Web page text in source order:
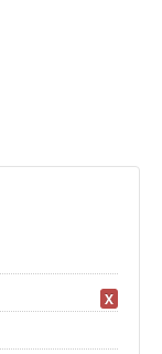
X